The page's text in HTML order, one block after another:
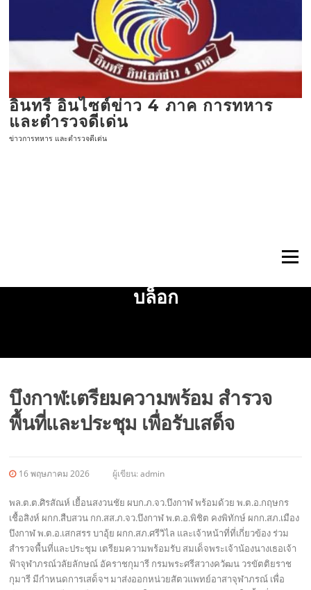
อินทรี อินไซต์ข่าว 4 ภาค การทหาร
และตำรวจดีเด่น
ข่าวการทหาร และตำรวจดีเด่น
เมนู
บล็อก
บึงกาฬ:เตรียมความพร้อม สำรวจ
พื้นที่และประชุม เพื่อรับเสด็จ
16 พฤษภาคม 2026 ผู้เขียน:admin
พล.ต.ต.ศิรสัณห์ เยื้อนสงวนชัย ผบก.ภ.จว.บึงกาฬ พร้อมด้วย พ.ต.อ.กฤษกร
เชื้อสิงห์ ผกก.สืบสวน กก.สส.ภ.จว.บึงกาฬ พ.ต.อ.พิชิต คงพิทักษ์ ผกก.สภ.เมือง
บึงกาฬ พ.ต.อ.เสกสรร บาอุ้ย ผกก.สภ.ศรีวิไล และเจ้าหน้าที่ที่เกี่ยวข้อง ร่วม
สำรวจพื้นที่และประชุม เตรียมความพร้อมรับ สมเด็จพระเจ้าน้องนางเธอเจ้า
ฟ้าจุฬาภรณ์วลัยลักษณ์ อัคราชกุมารี กรมพระศรีสวางควัฒน วรขัตติยราช
กุมารี มีกำหนดการเสด็จฯ มาส่งออกหน่วยสัตวแพทย์อาสาจุฬาภรณ์ เพื่อ